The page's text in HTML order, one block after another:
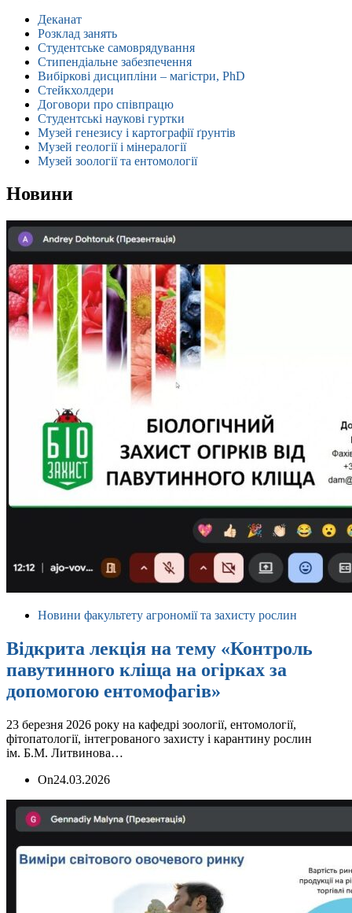
Деканат
Розклад занять
Студентське самоврядування
Стипендіальне забезпечення
Вибіркові дисципліни – магістри, PhD
Стейкхолдери
Договори про співпрацю
Студентські наукові гуртки
Музей генезису і картографії ґрунтів
Музей геології і мінералогії
Музей зоології та ентомології
Новини
Новини факультету агрономії та захисту рослин
Відкрита лекція на тему «Контроль
павутинного кліща на огірках за
допомогою ентомофагів»
23 березня 2026 року на кафедрі зоології, ентомології,
фітопатології, інтегрованого захисту і карантину рослин
ім. Б.М. Литвинова…
On24.03.2026